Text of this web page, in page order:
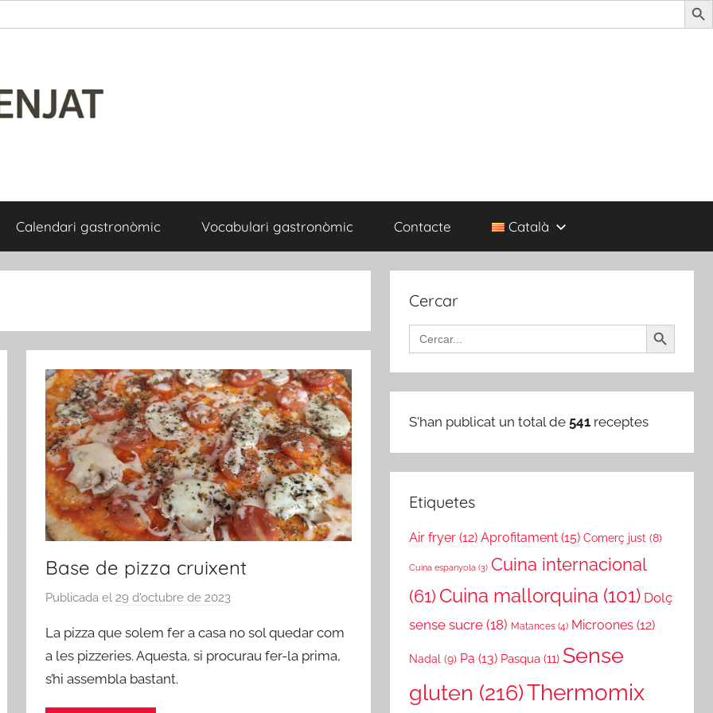
Calendari gastronòmic Vocabulari gastronòmic Contacte Català
Base de pizza cruixent
Publicada el29 d'octubre de 2023
r
a
La pizza que solem fer a casa no sol quedar com
a les pizzeries. Aquesta, si procurau fer-la prima,
s’hi assembla bastant.
Cercar
Search
for:
Search Button
S'han publicat un total de541 receptes
Etiquetes
Air fryer (12) Aprofitament (15) Comerç just (8)
Cuina espanyola (3) Cuina internacional
(61) Cuina mallorquina (101) Dolç
sense sucre (18) Matances (4) Microones (12)
Nadal (9) Pa (13) Pasqua (11) Sense
gluten (216)Thermomix